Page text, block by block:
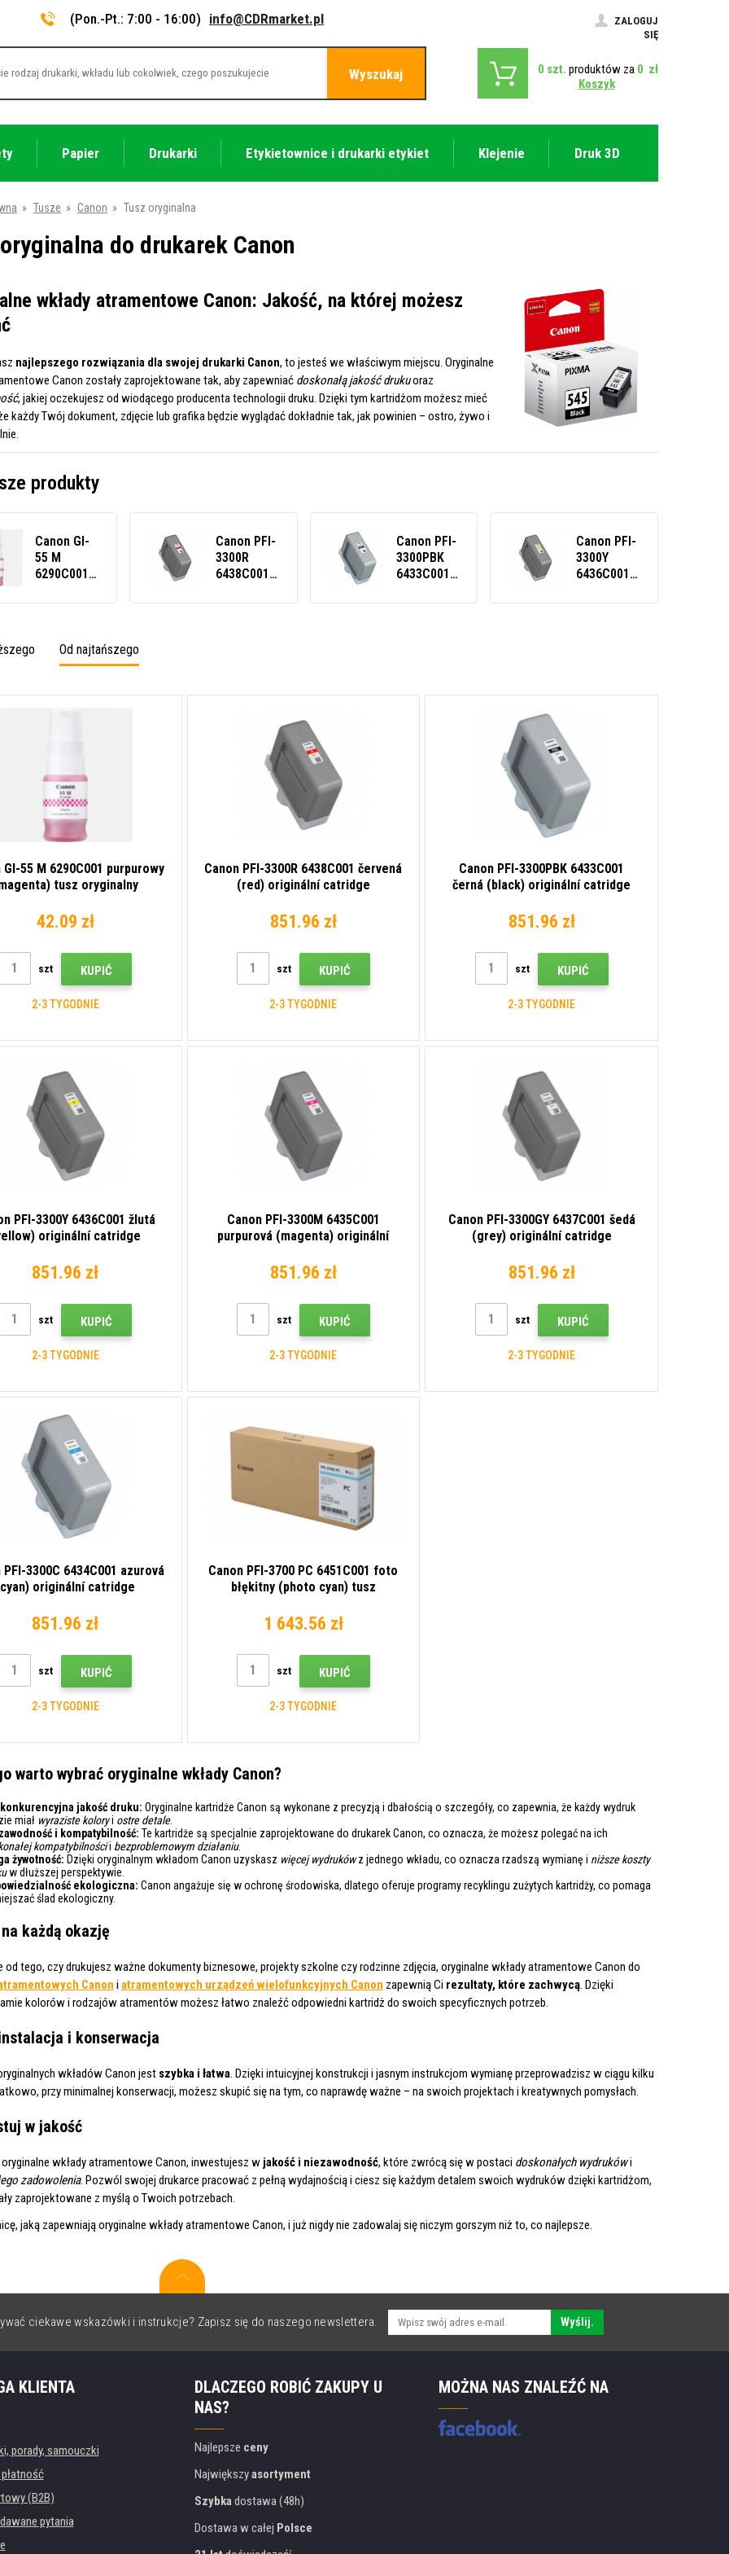
(Pon.-Pt.: 7:00 - 16:00) info@CDRmarket.pl
ZALOGUJ
SIĘ
Wyszukaj 0 szt. produktów za 0 zł
Koszyk
Papier Drukarki Etykietownice i drukarki etykiet Klejenie Druk 3D
» Tusze » Canon » Tusz oryginalna
do drukarek Canon
wkłady atramentowe Canon: Jakość, na której możesz
najlepszego rozwiązania dla swojej drukarki Canon, to jesteś we właściwym miejscu. Oryginalne
Canon zostały zaprojektowane tak, aby zapewniać doskonałą jakość drukuoraz
, jakiej oczekujesz od wiodącego producenta technologii druku. Dzięki tym kartridżom możesz mieć
każdy Twój dokument, zdjęcie lub grafika będzie wyglądać dokładnie tak, jak powinien – ostro, żywo i
produkty
Canon GI-
55 M
6290C001
(magenta)
Canon PFI-
3300R
6438C001
(red)
Canon PFI-
3300PBK
6433C001
(black)
Canon PFI-
3300Y
6436C001
(yellow)
Od najtańszego
GI-55 M 6290C001 purpurowy
tusz oryginalny
42.09 zł
szt KUPIĆ
2-3 TYGODNIE
Canon PFI-3300R 6438C001 červená
(red) originální catridge
851.96 zł
szt KUPIĆ
2-3 TYGODNIE
Canon PFI-3300PBK 6433C001
černá (black) originální catridge
851.96 zł
szt KUPIĆ
2-3 TYGODNIE
PFI-3300Y 6436C001 žlutá
originální catridge
851.96 zł
szt KUPIĆ
2-3 TYGODNIE
Canon PFI-3300M 6435C001
purpurová (magenta) originální
851.96 zł
szt KUPIĆ
2-3 TYGODNIE
Canon PFI-3300GY 6437C001 šedá
(grey) originální catridge
851.96 zł
szt KUPIĆ
2-3 TYGODNIE
PFI-3300C 6434C001 azurová
originální catridge
851.96 zł
szt KUPIĆ
2-3 TYGODNIE
Canon PFI-3700 PC 6451C001 foto
błękitny (photo cyan) tusz
1 643.56 zł
szt KUPIĆ
2-3 TYGODNIE
warto wybrać oryginalne wkłady Canon?
jakość druku: Oryginalne kartridże Canon są wykonane z precyzją i dbałością o szczegóły, co zapewnia, że każdy wydruk
miał wyraziste koloryi ostre detale.
i kompatybilność: Te kartridże są specjalnie zaprojektowane do drukarek Canon, co oznacza, że możesz polegać na ich
kompatybilnościi bezproblemowym działaniu.
żywotność: Dzięki oryginalnym wkładom Canon uzyskasz więcej wydrukówz jednego wkładu, co oznacza rzadszą wymianę i niższe koszty
w dłuższej perspektywie.
ekologiczna: Canon angażuje się w ochronę środowiska, dlatego oferuje programy recyklingu zużytych kartridży, co pomaga
ślad ekologiczny.
każdą okazję
od tego, czy drukujesz ważne dokumenty biznesowe, projekty szkolne czy rodzinne zdjęcia, oryginalne wkłady atramentowe Canon do
Canon i atramentowych urządzeń wielofunkcyjnych Canon zapewnią Ci rezultaty, które zachwycą . Dzięki
kolorów i rodzajów atramentów możesz łatwo znaleźć odpowiedni kartridż do swoich specyficznych potrzeb.
i konserwacja
wkładów Canon jest szybka i łatwa . Dzięki intuicyjnej konstrukcji i jasnym instrukcjom wymianę przeprowadzisz w ciągu kilku
przy minimalnej konserwacji, możesz skupić się na tym, co naprawdę ważne – na swoich projektach i kreatywnych pomysłach.
w jakość
oryginalne wkłady atramentowe Canon, inwestujesz w jakość i niezawodność, które zwrócą się w postaci doskonałych wydrukówi
zadowolenia. Pozwól swojej drukarce pracować z pełną wydajnością i ciesz się każdym detalem swoich wydruków dzięki kartridżom,
zaprojektowane z myślą o Twoich potrzebach.
jaką zapewniają oryginalne wkłady atramentowe Canon, i już nigdy nie zadowalaj się niczym gorszym niż to, co najlepsze.
ciekawe wskazówki i instrukcje? Zapisz się do naszego newslettera. Wyślij.
KLIENTA
porady, samouczki
(B2B)
pytania
DLACZEGO ROBIĆ ZAKUPY U
NAS?
Najlepsze ceny
Największyasortyment
Szybka dostawa (48h)
Dostawa w całej Polsce
MOŻNA NAS ZNALEŹĆ NA